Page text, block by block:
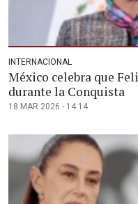
INTERNACIONAL
México celebra que
durante la Conquista
18 MAR 2026 - 14:14